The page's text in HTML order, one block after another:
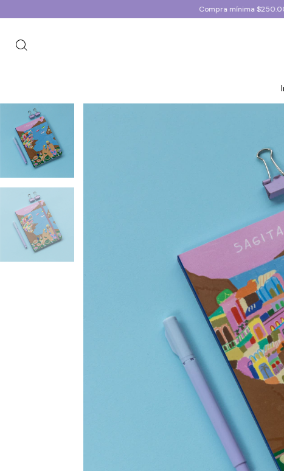
Compra mínima $250.000+IVA |